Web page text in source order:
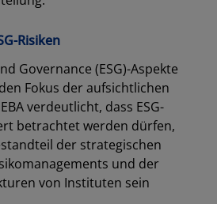
Risiken
Governance (ESG)-Aspekte
Fokus der aufsichtlichen
verdeutlicht, dass ESG-
betrachtet werden dürfen,
der strategischen
und der
von Instituten sein